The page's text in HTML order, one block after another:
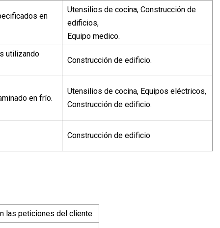
en
Utensilios de cocina, Construcción de
edificios,
Equipo medico.
utilizando
Construcción de edificio.
en frío.
Utensilios de cocina, Equipos eléctricos,
Construcción de edificio.
Construcción de edificio
las peticiones del cliente.